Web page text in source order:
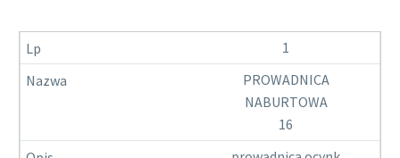
1
PROWADNICA
NABURTOWA
16